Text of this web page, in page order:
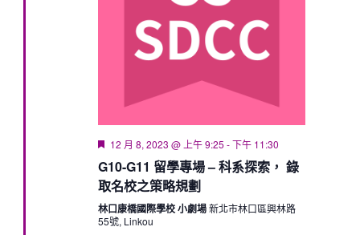
Featured
12 月 8, 2023 @ 上午 9:25 -下午 11:30
G10-G11 留學專場 – 科系探索， 錄
取名校之策略規劃
林口康橋國際學校 小劇場新北市林口區興林路
55號, Linkou